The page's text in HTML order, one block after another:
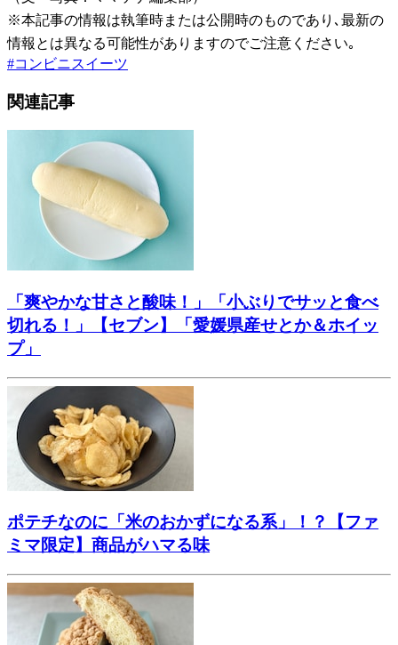
※本記事の情報は執筆時または公開時のものであり､最新の
情報とは異なる可能性がありますのでご注意ください｡
#コンビニスイーツ
関連記事
「爽やかな甘さと酸味！」「小ぶりでサッと食べ
切れる！」【セブン】「愛媛県産せとか＆ホイッ
プ」
ポテチなのに「米のおかずになる系」！？【ファ
ミマ限定】商品がハマる味